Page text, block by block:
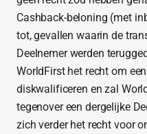
Cashback-beloning (met
tot, gevallen waarin de
Deelnemer werden
WorldFirst het recht om
diskwalificeren en zal
tegenover een dergelijke
zich verder het recht voor